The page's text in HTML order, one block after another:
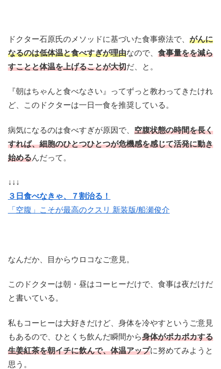
ドクター石原氏のメソッドに基づいた食事療法で、 がんに
なるのは低体温と食べすぎが理由なので、 食事量をを減ら
すことと体温を上げることが大切だ、と。
『朝はちゃんと食べなさい』ってずっと教わってきたけれ
ど、このドクターは一日一食を推奨している。
病気になるのは食べすぎが原因で、 空腹状態の時間を長く
すれば、細胞のひとつひとつが危機感を感じて活発に動き
始めるんだって。
↓↓↓
３日食べなきゃ、７割治る！
「空腹」こそが最高のクスリ 新装版/船瀬俊介
なんだか、目からウロコなご意見。
このドクターは朝・昼はコーヒーだけで、食事は夜だけだ
と書いている。
私もコーヒーは大好きだけど、身体を冷やすというご意見
もあるので、ひとくち飲んだ瞬間から身体がポカポカする
生姜紅茶を朝イチに飲んで、体温アップに努めてみようと
思う。